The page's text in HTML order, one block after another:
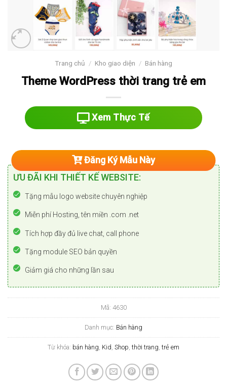
Trang chủ / Kho giao diện / Bán hàng
Theme WordPress thời trang trẻ em
Xem Thực Tế
ƯU ĐÃI KHI THIẾT KẾ WEBSITE:
Tặng mẫu logo website chuyên nghiệp
Miễn phí Hosting, tên miền .com .net
Tích hợp đầy đủ live chat, call phone
Tặng module SEO bản quyền
Giảm giá cho những lần sau
Đăng Ký Mẫu Này
Mã: 4630
Danh mục: Bán hàng
Từ khóa: bán hàng Kid Shop thời trang trẻ em